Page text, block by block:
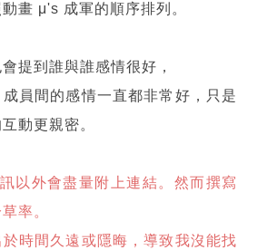
畫 μ's 成軍的順序排列。
提到誰與誰感情很好，
員間的感情一直都非常好，只是
動更親密。
以外會盡量附上連結。然而撰寫
率。
時間久遠或隱晦，導致我沒能找